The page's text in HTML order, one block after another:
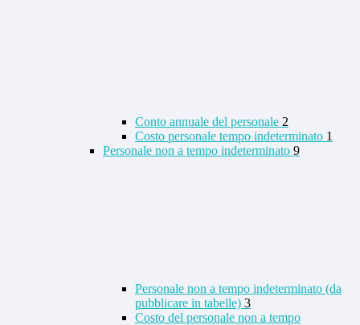
Conto annuale del personale 2
Costo personale tempo indeterminato 1
Personale non a tempo indeterminato 9
Personale non a tempo indeterminato (da
pubblicare in tabelle) 3
Costo del personale non a tempo